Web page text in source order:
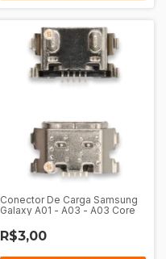
Conector De Carga Samsung
Galaxy A01 - A03 - A03 Core
R$3,00